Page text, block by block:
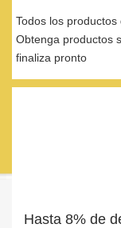
Todos los
Obtenga productos
finaliza pronto
Hasta 8% de